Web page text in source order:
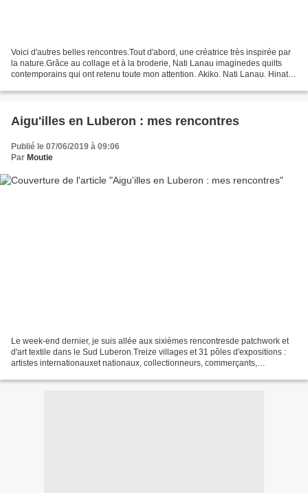
Voici d'autres belles rencontres.Tout d'abord, une créatrice très inspirée par
la nature.Grâce au collage et à la broderie, Nati Lanau imaginedes quilts
contemporains qui ont retenu toute mon attention. Akiko. Nati Lanau. Hinata.
Aigu'illes en Luberon : mes rencontres
Publié le 07/06/2019 à 09:06
Par Moutie
Le week-end dernier, je suis allée aux sixièmes rencontresde patchwork et
d'art textile dans le Sud Luberon.Treize villages et 31 pôles d'expositions :
artistes internationauxet nationaux, collectionneurs, commerçants,